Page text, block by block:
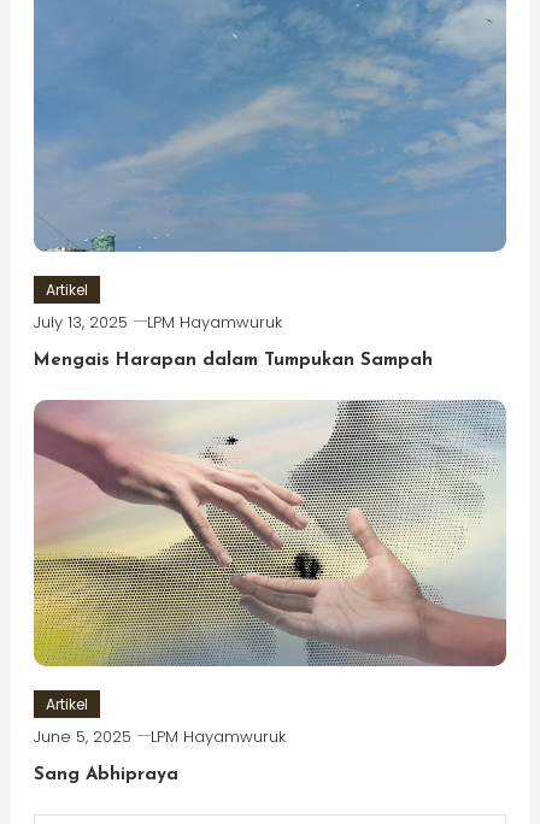
Artikel
July 13, 2025 LPM Hayamwuruk
Mengais Harapan dalam Tumpukan Sampah
Artikel
June 5, 2025 LPM Hayamwuruk
Sang Abhipraya